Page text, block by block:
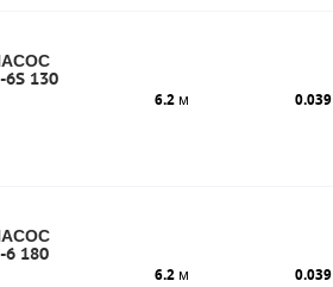
6S 130
6.2 м 0.039
6 180
6.2 м 0.039